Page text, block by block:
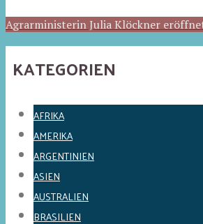
Agrarministerin Julia Klöckner
KATEGORIEN
AFRIKA
AMERIKA
ARGENTINIEN
ASIEN
AUSTRALIEN
BRASILIEN